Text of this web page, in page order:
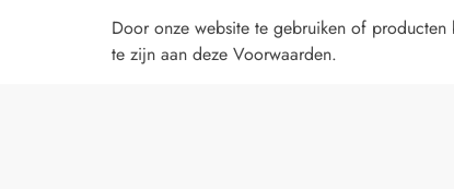
Door onze website te gebruiken of
te zijn aan deze Voorwaarden.